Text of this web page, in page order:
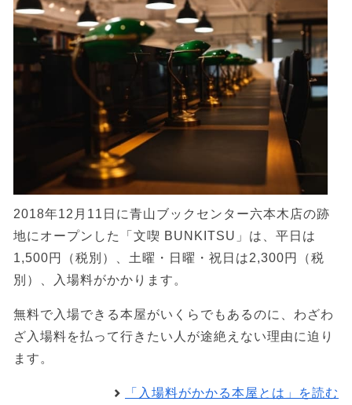
2018年12月11日に青山ブックセンター六本木店の跡
地にオープンした「文喫 BUNKITSU」は、平日は
1,500円（税別）、土曜・日曜・祝日は2,300円（税
別）、入場料がかかります。
無料で入場できる本屋がいくらでもあるのに、わざわ
ざ入場料を払って行きたい人が途絶えない理由に迫り
ます。
「入場料がかかる本屋とは」を読む